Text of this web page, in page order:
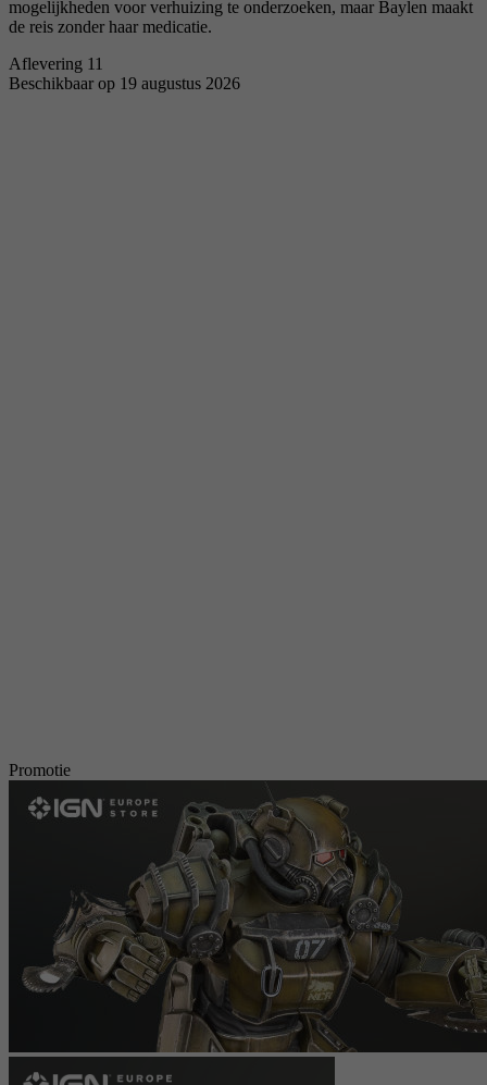
mogelijkheden voor verhuizing te onderzoeken, maar Baylen maakt
de reis zonder haar medicatie.
Aflevering 11
Beschikbaar op 19 augustus 2026
Promotie